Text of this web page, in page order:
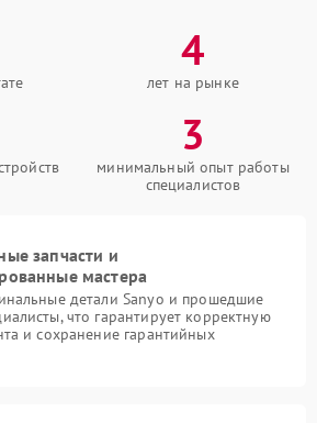
4
лет на рынке
3
минимальный опыт работы
специалистов
запчасти и
мастера
детали Sanyo и прошедшие
что гарантирует корректную
и сохранение гарантийных